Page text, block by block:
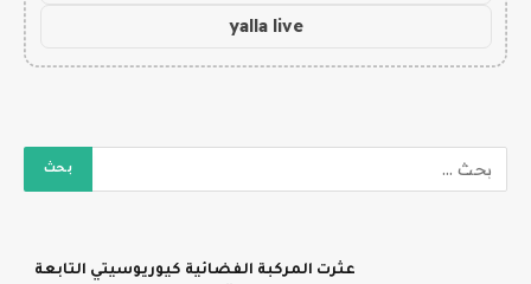
yalla live
عثرت المركبة الفضائية كيوريوسيتي التابعة